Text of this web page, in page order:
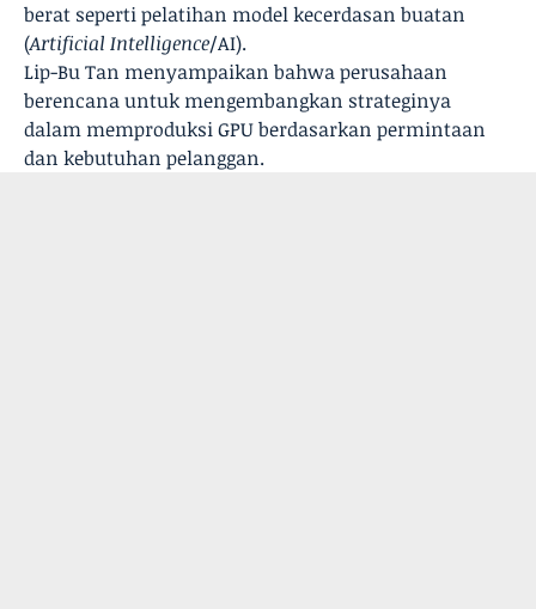
berat seperti pelatihan model kecerdasan buatan
(Artificial Intelligence/AI).
Lip-Bu Tan menyampaikan bahwa perusahaan
berencana untuk mengembangkan strateginya
dalam memproduksi GPU berdasarkan permintaan
dan kebutuhan pelanggan.